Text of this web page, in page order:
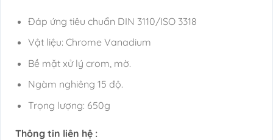
Đáp ứng tiêu chuẩn DIN 3110/ISO 3318
Vật liệu: Chrome Vanadium
Bề mặt xử lý crom, mờ.
Ngàm nghiêng 15 độ.
Trọng lượng: 650g
Thông tin liên hệ :